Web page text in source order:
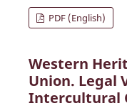
PDF (English)
Western
Union. Legal
Intercultural